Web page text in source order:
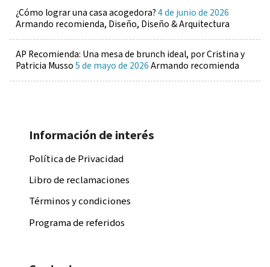
¿Cómo lograr una casa acogedora?4 de junio de 2026
Armando recomienda, Diseño, Diseño & Arquitectura
AP Recomienda: Una mesa de brunch ideal, por Cristina y
Patricia Musso5 de mayo de 2026Armando recomienda
Información de interés
Política de Privacidad
Libro de reclamaciones
Términos y condiciones
Programa de referidos